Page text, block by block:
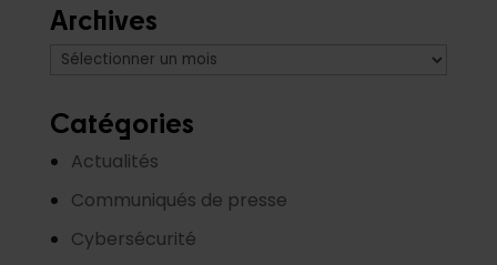
Archives
Archives
Catégories
Actualités
Communiqués de presse
Cybersécurité